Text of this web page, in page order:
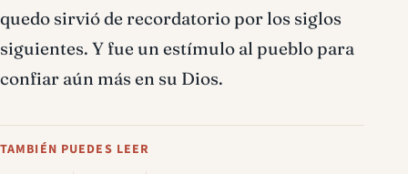
quedo sirvió de recordatorio por los siglos
siguientes. Y fue un estímulo al pueblo para
confiar aún más en su Dios.
TAMBIÉN PUEDES LEER